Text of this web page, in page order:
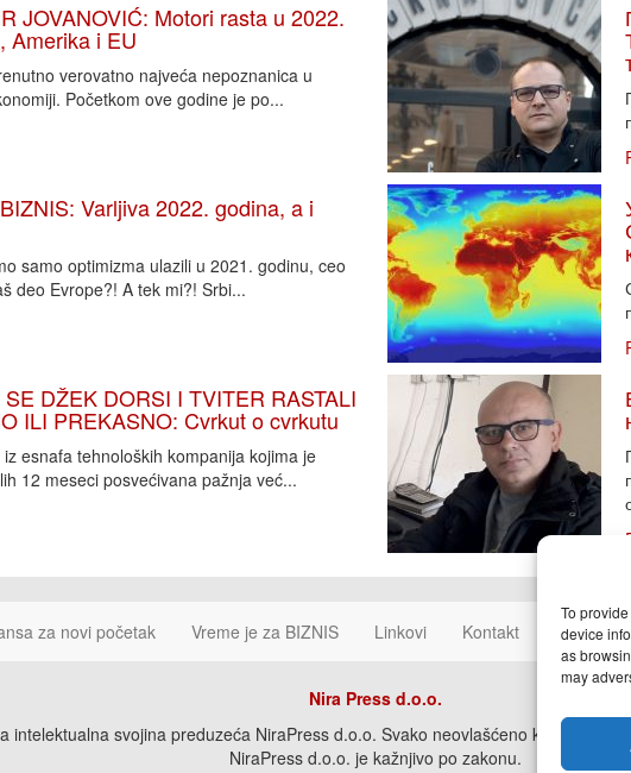
To
device
as
may
JOVANOVIĆ: Motori rasta u 2022.
Amerika i EU
verovatno najveća nepoznanica u
Početkom ove godine je po...
Varljiva 2022. godina, a i
samo optimizma ulazili u 2021. godinu, ceo
deo Evrope?! A tek mi?! Srbi...
DŽEK DORSI I TVITER RASTALI
ILI PREKASNO: Cvrkut o cvrkutu
esnafa tehnoloških kompanija kojima je
12 meseci posvećivana pažnja već...
za novi početak Vreme je za BIZNIS Linkovi Kontakt Cookie
Nira Press d.o.o.
intelektualna svojina preduzeća NiraPress d.o.o. Svako neovlašćeno korišćenje,
NiraPress d.o.o. je kažnjivo po zakonu.